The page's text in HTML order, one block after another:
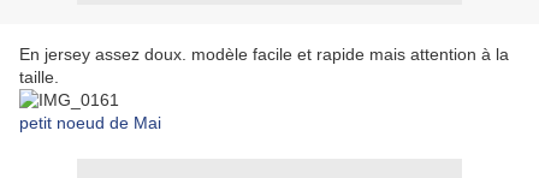
En jersey assez doux. modèle facile et rapide mais attention à la
taille.
petit noeud de Mai